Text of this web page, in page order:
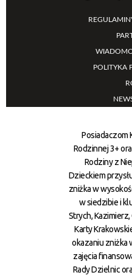
POLITYKA
Posiadaczom
Rodzinnej 3+
Rodziny z
Dzieckiem
zniżka w
w siedzibie i
Strych,
Karty
okazaniu zniżka
zajęcia
Rady Dzielnic